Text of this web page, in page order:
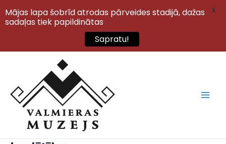
Mājas lapa šobrīd atrodas pārveides stadijā, dažas
sadaļas tiek papildinātas
Sapratu!
X